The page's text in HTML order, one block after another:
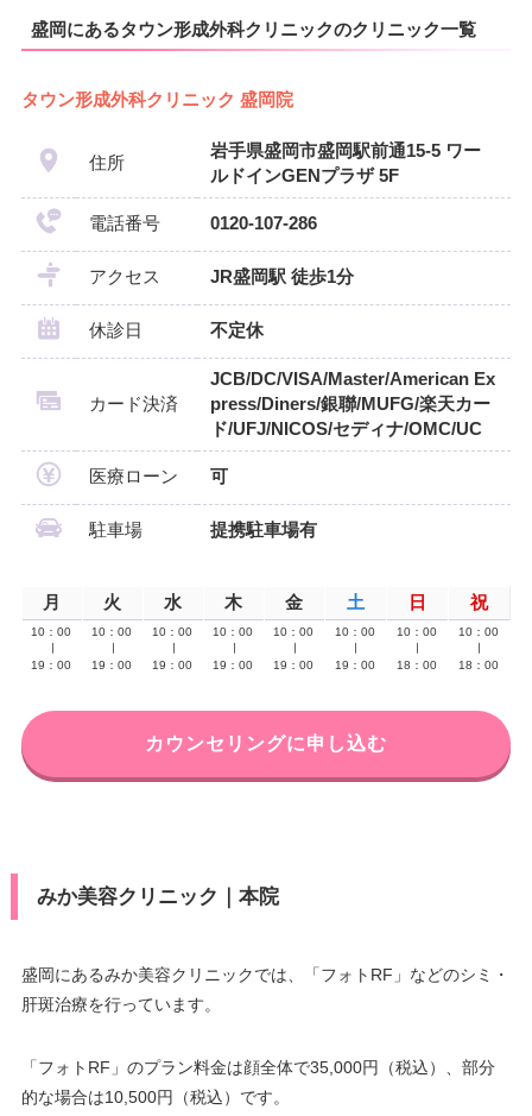
盛岡にあるタウン形成外科クリニックのクリニック一覧
タウン形成外科クリニック 盛岡院
住所
岩手県盛岡市盛岡駅前通15-5 ワー
ルドインGENプラザ 5F
電話番号 0120-107-286
アクセス JR盛岡駅 徒歩1分
休診日 不定休
カード決済
JCB/DC/VISA/Master/American Ex
press/Diners/銀聯/MUFG/楽天カー
ド/UFJ/NICOS/セディナ/OMC/UC
医療ローン 可
駐車場 提携駐車場有
月 火 水 木 金 土 日 祝
10：00
19：00
10：00
19：00
10：00
19：00
10：00
19：00
10：00
19：00
10：00
19：00
10：00
18：00
10：00
18：00
カウンセリングに申し込む
みか美容クリニック｜本院
盛岡にあるみか美容クリニックでは、「フォトRF」などのシミ・
肝斑治療を行っています。
「フォトRF」のプラン料金は顔全体で35,000円（税込）、部分
的な場合は10,500円（税込）です。